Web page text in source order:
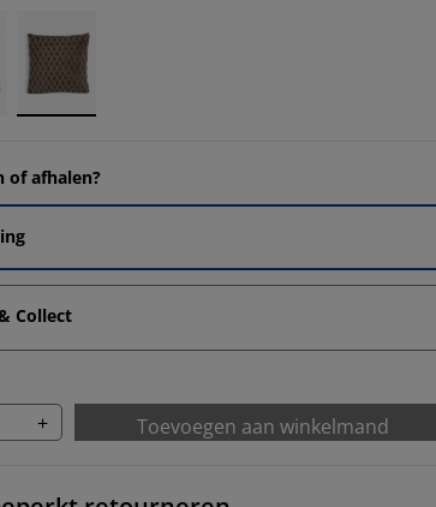
of afhalen?
Collect
+ Toevoegen aan winkelmand